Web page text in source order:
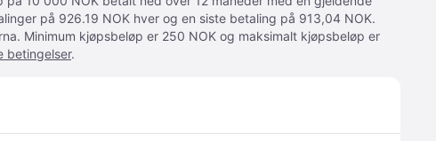
på 926.19 NOK hver og en siste betaling på 913,04 NOK.
Minimum kjøpsbeløp er 250 NOK og maksimalt kjøpsbeløp er
betingelser.